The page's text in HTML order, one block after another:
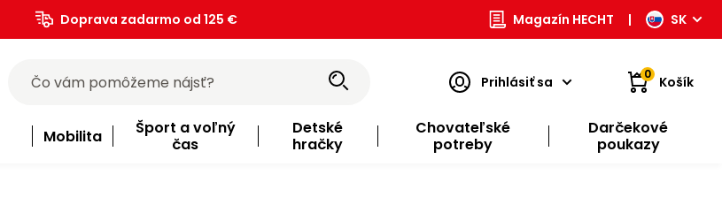
Doprava zadarmo od 125 € Magazín HECHT | SK
Prihlásiť sa 0 Košík
Mobilita
Šport a voľný
čas
Detské
hračky
Chovateľské
potreby
Darčekové
poukazy